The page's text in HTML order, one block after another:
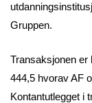
Gruppen.
Transaksjonen er
444,5 hvorav AF
Kontantutlegget i